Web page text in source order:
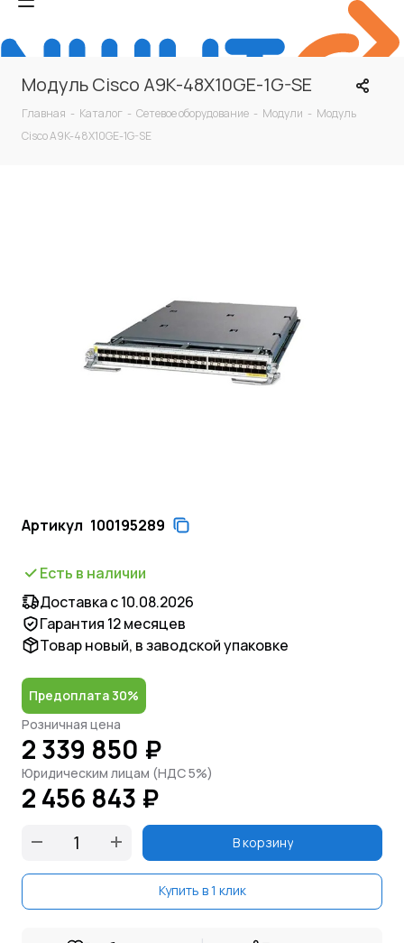
Модуль Cisco A9K-48X10GE-1G-SE
Главная - Каталог - Сетевое оборудование - Модули - Модуль
Cisco A9K-48X10GE-1G-SE
Артикул 100195289
Есть в наличии
Доставка с 10.08.2026
Гарантия 12 месяцев
Товар новый, в заводской упаковке
Предоплата 30%
Розничная цена
2 339 850 ₽
Юридическим лицам (НДС 5%)
2 456 843 ₽
В корзину
Купить в 1 клик